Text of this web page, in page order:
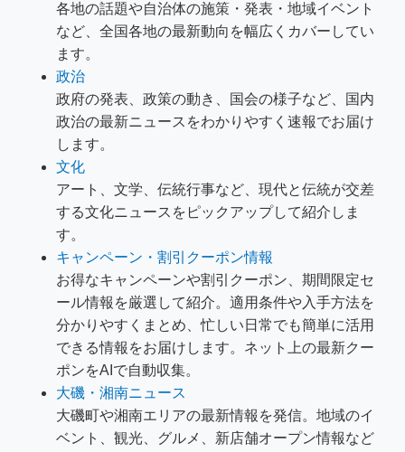
各地の話題や自治体の施策・発表・地域イベント
など、全国各地の最新動向を幅広くカバーしてい
ます。
政治
政府の発表、政策の動き、国会の様子など、国内
政治の最新ニュースをわかりやすく速報でお届け
します。
文化
アート、文学、伝統行事など、現代と伝統が交差
する文化ニュースをピックアップして紹介しま
す。
キャンペーン・割引クーポン情報
お得なキャンペーンや割引クーポン、期間限定セ
ール情報を厳選して紹介。適用条件や入手方法を
分かりやすくまとめ、忙しい日常でも簡単に活用
できる情報をお届けします。ネット上の最新クー
ポンをAIで自動収集。
大磯・湘南ニュース
大磯町や湘南エリアの最新情報を発信。地域のイ
ベント、観光、グルメ、新店舗オープン情報など